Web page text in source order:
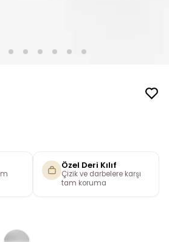
Özel Deri Kılıf
Çizik ve darbelere karşı
tam koruma